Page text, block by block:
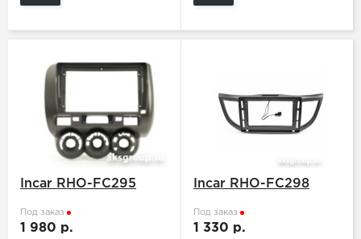
Incar RHO-FC295
Под заказ
1 980 р.
Incar RHO-FC298
Под заказ
1 330 р.